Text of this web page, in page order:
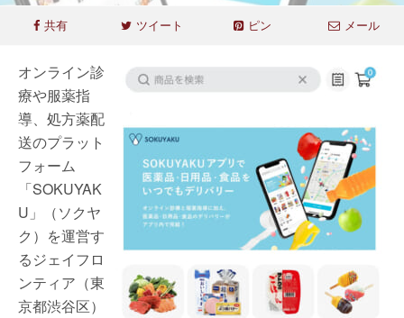
共有 ツイート ピン メール
オンライン診
療や服薬指
導、処方薬配
送のプラット
フォーム
「SOKUYAK
U」（ソクヤ
ク）を運営す
るジェイフロ
ンティア（東
京都渋谷区）